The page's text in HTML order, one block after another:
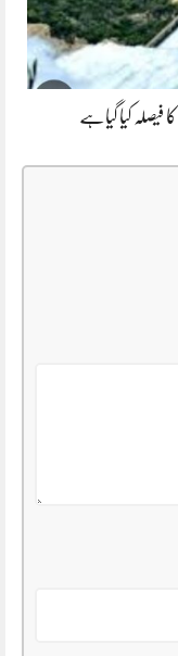
فیصلہ کیا گیاہے